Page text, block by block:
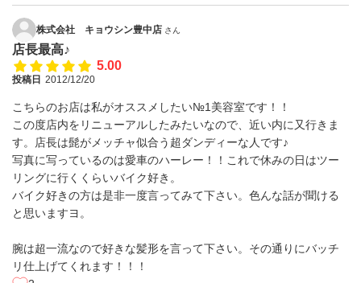
株式会社 キョウシン豊中店 さん
店長最高♪
5.00
投稿日 2012/12/20
こちらのお店は私がオススメしたい№1美容室です！！
この度店内をリニューアルしたみたいなので、近い内に又行きま
す。店長は髭がメッチャ似合う超ダンディーな人です♪
写真に写っているのは愛車のハーレー！！これで休みの日はツー
リングに行くくらいバイク好き。
バイク好きの方は是非一度言ってみて下さい。色んな話が聞ける
と思いますヨ。
腕は超一流なので好きな髪形を言って下さい。その通りにバッチ
リ仕上げてくれます！！！